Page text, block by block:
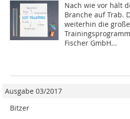
Nach wie vor hält
Branche auf Trab.
weiterhin die
Fischer GmbH...
Ausgabe 03/2017
Bitzer